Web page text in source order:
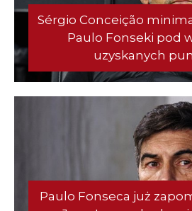
Sérgio Conceição
Paulo Fonseki pod
uzyskanych
Paulo Fonseca już